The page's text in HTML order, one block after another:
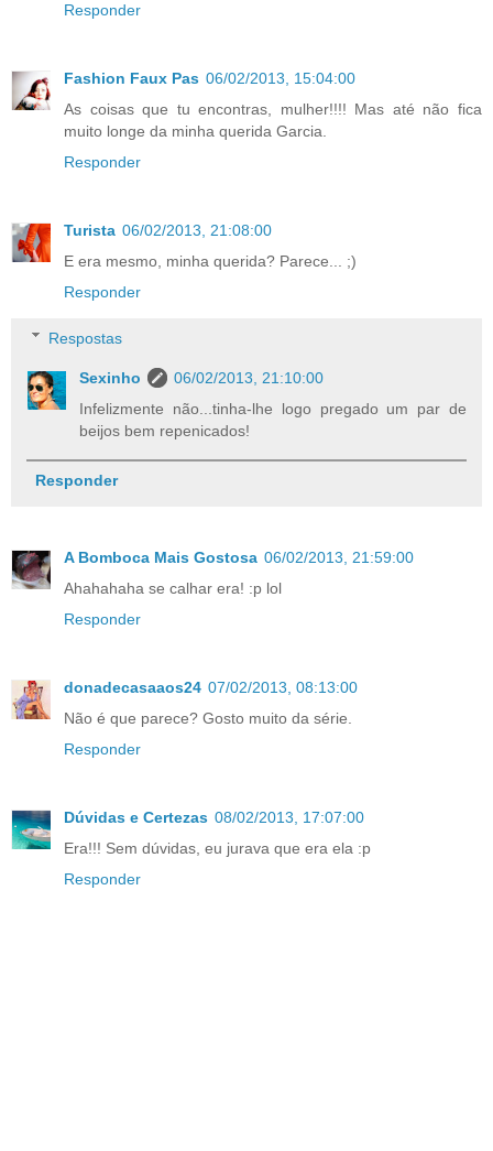
Responder
Fashion Faux Pas 06/02/2013, 15:04:00
As coisas que tu encontras, mulher!!!! Mas até não fica
muito longe da minha querida Garcia.
Responder
Turista 06/02/2013, 21:08:00
E era mesmo, minha querida? Parece... ;)
Responder
Respostas
Sexinho
06/02/2013, 21:10:00
Infelizmente não...tinha-lhe logo pregado um par de
beijos bem repenicados!
Responder
A Bomboca Mais Gostosa 06/02/2013, 21:59:00
Ahahahaha se calhar era! :p lol
Responder
donadecasaaos24 07/02/2013, 08:13:00
Não é que parece? Gosto muito da série.
Responder
Dúvidas e Certezas 08/02/2013, 17:07:00
Era!!! Sem dúvidas, eu jurava que era ela :p
Responder